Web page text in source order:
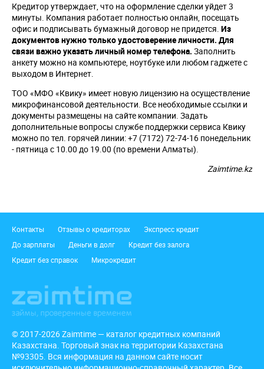
Кредитор утверждает, что на оформление сделки уйдет 3
минуты. Компания работает полностью онлайн, посещать
офис и подписывать бумажный договор не придется. Из
документов нужно только удостоверение личности. Для
связи важно указать личный номер телефона. Заполнить
анкету можно на компьютере, ноутбуке или любом гаджете с
выходом в Интернет.
ТОО «МФО «Квику» имеет новую лицензию на осуществление
микрофинансовой деятельности. Все необходимые ссылки и
документы размещены на сайте компании. Задать
дополнительные вопросы службе поддержки сервиса Квику
можно по тел. горячей линии: +7 (7172) 72-74-16 понедельник
- пятница с 10.00 до 19.00 (по времени Алматы).
Zaimtime.kz
Подвал
Контакты Отзывы о кредиторах
Экспресс кредит
До зарплаты
Деньги в долг
Кредит без залога
Кредит без справок
Микрокредит
© 2017-2026 Zaimtime — каталог кредитных компаний
Казахстана. Торговый знак на территории Казахстана
№93305. Вся информация на данном сайте носит